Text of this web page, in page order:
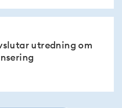
utredning om